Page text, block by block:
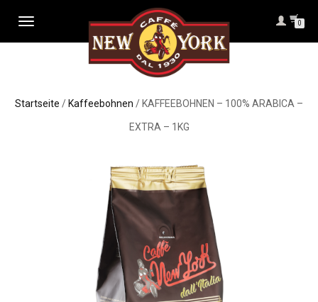
NAVIGATION
0
Startseite / Kaffeebohnen / KAFFEEBOHNEN – 100% ARABICA –
EXTRA – 1KG